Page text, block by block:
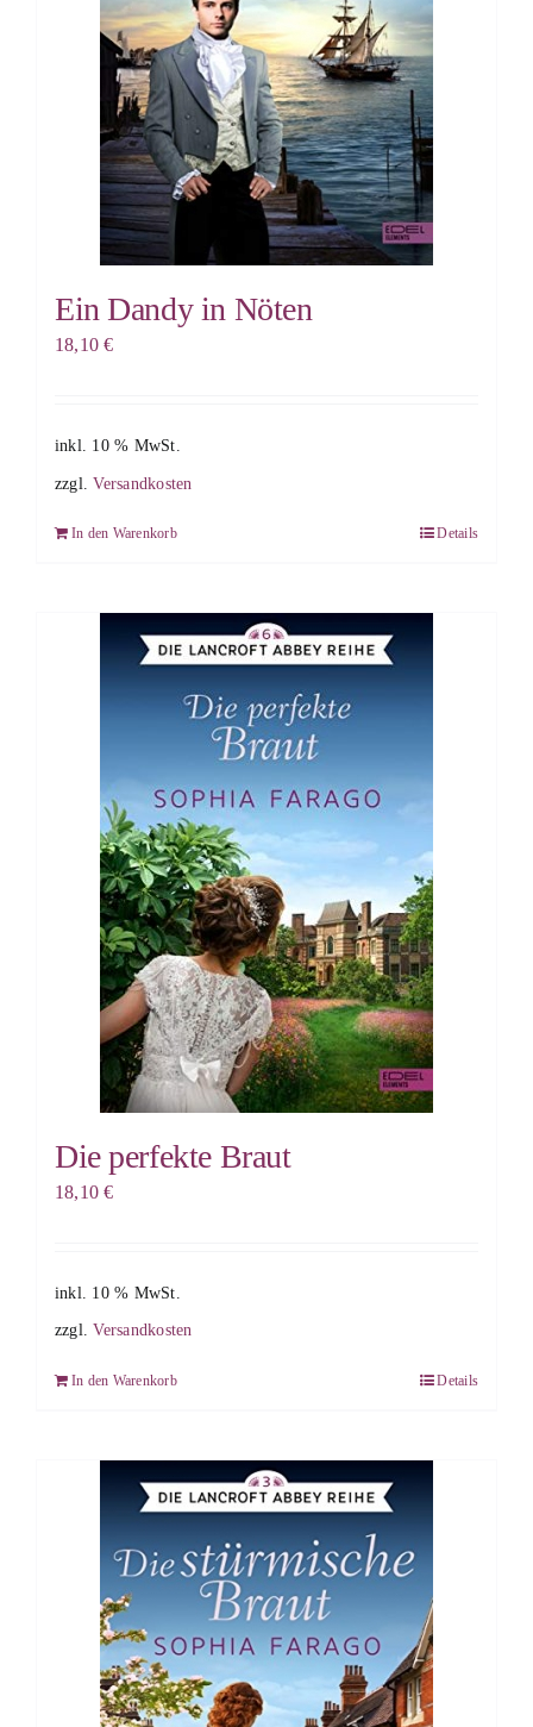
Bücher-Shop
WooCommerce Warenkorb
Ein Dandy in Nöten
18,10€
inkl. 10 % MwSt.
zzgl.Versandkosten
In den Warenkorb Details
Die perfekte Braut
18,10€
inkl. 10 % MwSt.
zzgl.Versandkosten
In den Warenkorb Details